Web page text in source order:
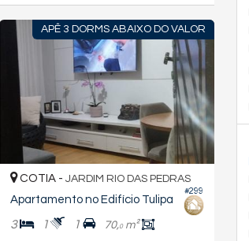
APÊ 3 DORMS ABAIXO DO VALOR
#299
COTIA - JARDIM RIO DAS PEDRAS
Apartamento no Edifício Tulipa
3 1 1 70,0m²